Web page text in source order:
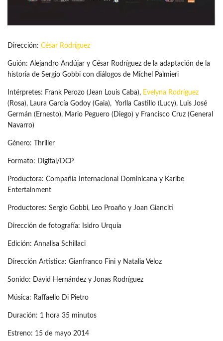
Dirección: César Rodríguez
Guión: Alejandro Andújar y César Rodríguez de la adaptación de la
historia de Sergio Gobbi con diálogos de Michel Palmieri
Intérpretes: Frank Perozo (Jean Louis Caba), Evelyna Rodríguez
(Rosa), Laura García Godoy (Gaia), Yorlla Castillo (Lucy), Luis José
Germán (Ernesto), Mario Peguero (Diego) y Francisco Cruz (General
Navarro)
Género: Thriller
Formato: Digital/DCP
Productora: Compañía Internacional Dominicana y Karibe
Entertainment
Productores: Sergio Gobbi, Leo Proaño y Joan Gianciti
Dirección de fotografía: Isidro Urquía
Edición: Annalisa Schillaci
Dirección Artística: Gianfranco Fini y Natalia Veloz
Sonido: David Hernández y Jonas Rodríguez
Música: Raffaello Di Pietro
Duración: 1 hora 35 minutos
Estreno: 15 de mayo 2014